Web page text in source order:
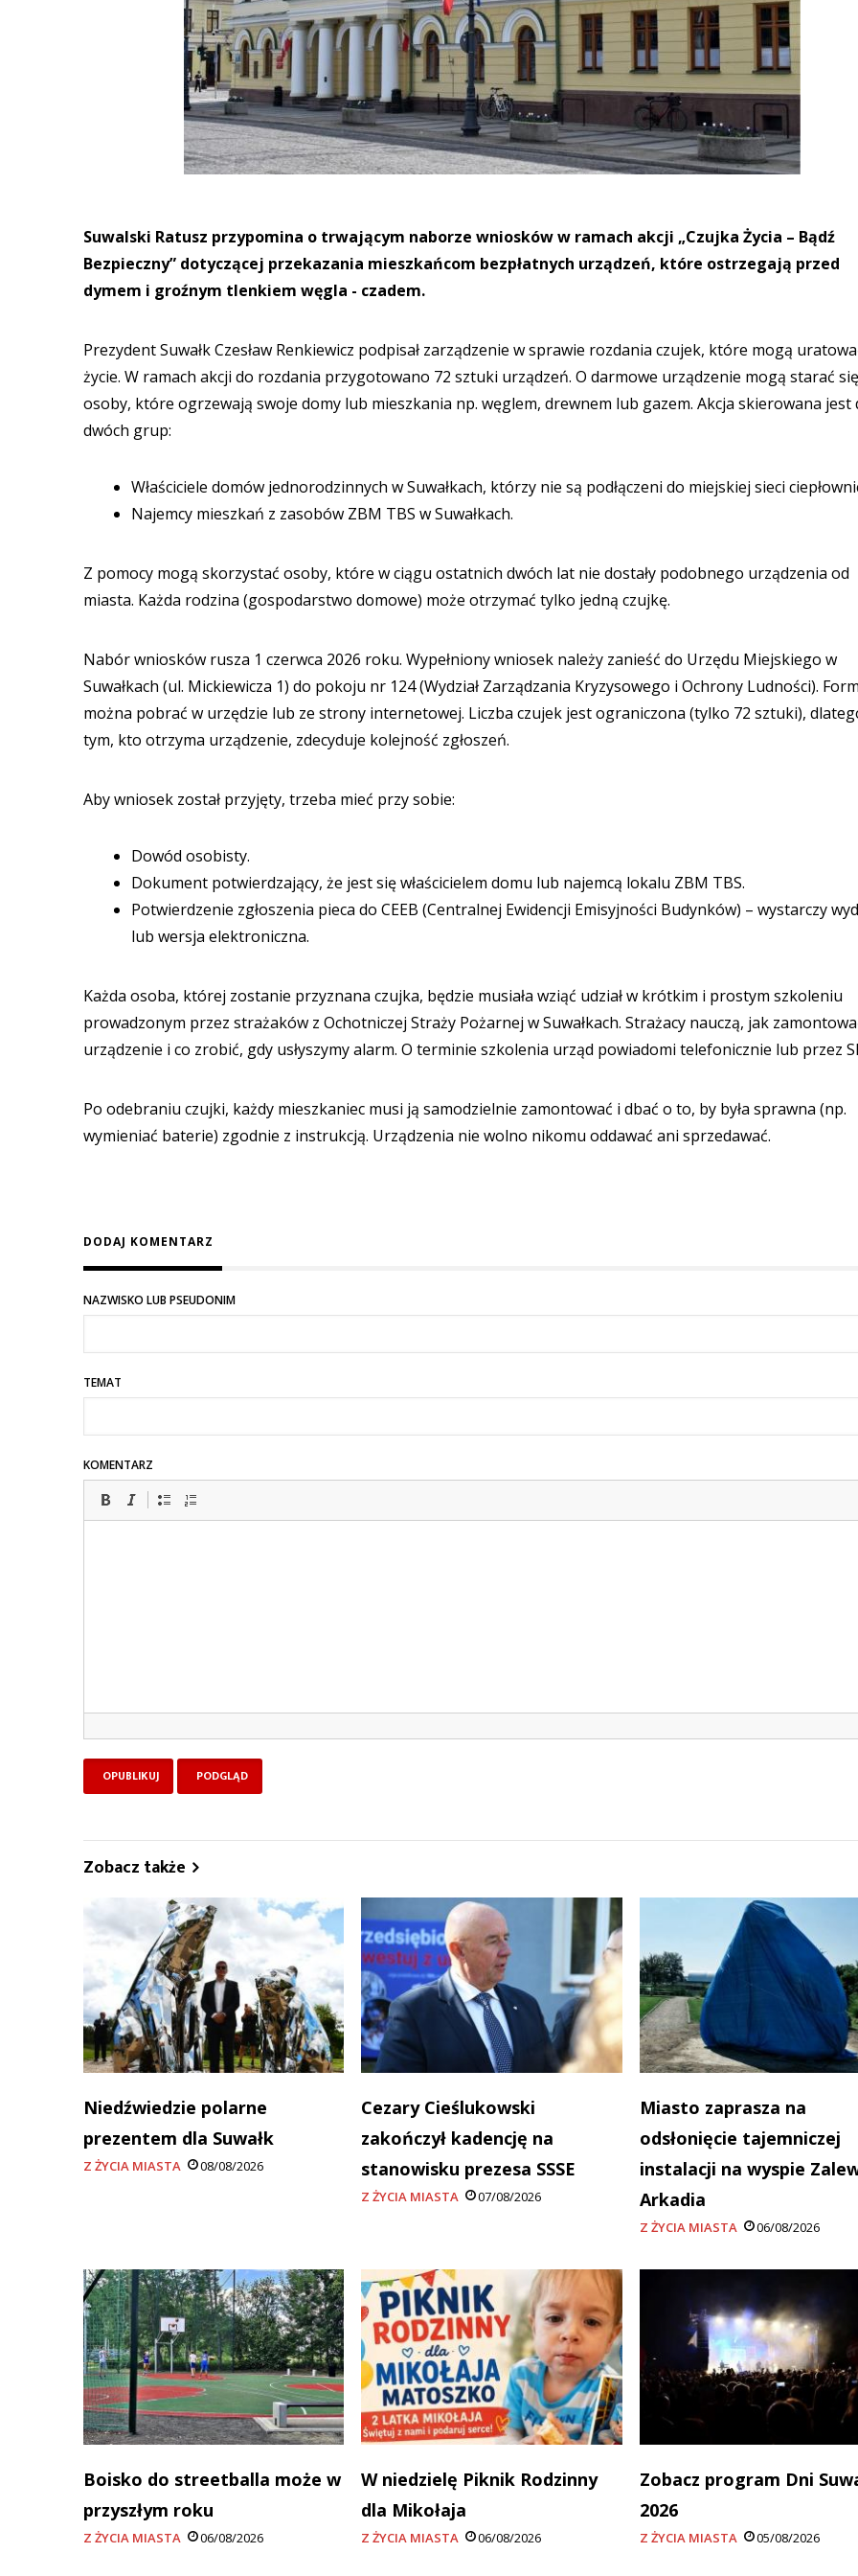
Suwalski Ratusz przypomina o trwającym naborze wniosków w ramach akcji „Czujka Życia – Bądź
Bezpieczny” dotyczącej przekazania mieszkańcom bezpłatnych urządzeń, które ostrzegają przed
dymem i groźnym tlenkiem węgla - czadem.
Prezydent Suwałk Czesław Renkiewicz podpisał zarządzenie w sprawie rozdania czujek, które mogą
życie. W ramach akcji do rozdania przygotowano 72 sztuki urządzeń. O darmowe urządzenie mogą starać się
osoby, które ogrzewają swoje domy lub mieszkania np. węglem, drewnem lub gazem. Akcja skierowana jest
dwóch grup:
Właściciele domów jednorodzinnych w Suwałkach, którzy nie są podłączeni do miejskiej sieci
Najemcy mieszkań z zasobów ZBM TBS w Suwałkach.
Z pomocy mogą skorzystać osoby, które w ciągu ostatnich dwóch lat nie dostały podobnego urządzenia od
miasta. Każda rodzina (gospodarstwo domowe) może otrzymać tylko jedną czujkę.
Nabór wniosków rusza 1 czerwca 2026 roku. Wypełniony wniosek należy zanieść do Urzędu Miejskiego w
Suwałkach (ul. Mickiewicza 1) do pokoju nr 124 (Wydział Zarządzania Kryzysowego i Ochrony Ludności).
można pobrać w urzędzie lub ze strony internetowej. Liczba czujek jest ograniczona (tylko 72 sztuki),
tym, kto otrzyma urządzenie, zdecyduje kolejność zgłoszeń.
Aby wniosek został przyjęty, trzeba mieć przy sobie:
Dowód osobisty.
Dokument potwierdzający, że jest się właścicielem domu lub najemcą lokalu ZBM TBS.
Potwierdzenie zgłoszenia pieca do CEEB (Centralnej Ewidencji Emisyjności Budynków) – wystarczy
lub wersja elektroniczna.
Każda osoba, której zostanie przyznana czujka, będzie musiała wziąć udział w krótkim i prostym szkoleniu
prowadzonym przez strażaków z Ochotniczej Straży Pożarnej w Suwałkach. Strażacy nauczą, jak
urządzenie i co zrobić, gdy usłyszymy alarm. O terminie szkolenia urząd powiadomi telefonicznie lub przez
Po odebraniu czujki, każdy mieszkaniec musi ją samodzielnie zamontować i dbać o to, by była sprawna (np.
wymieniać baterie) zgodnie z instrukcją. Urządzenia nie wolno nikomu oddawać ani sprzedawać.
DODAJ KOMENTARZ
NAZWISKO LUB PSEUDONIM
TEMAT
KOMENTARZ
Zobacz także
Niedźwiedzie polarne
prezentem dla Suwałk
Z ŻYCIA MIASTA 08/08/2026
Cezary Cieślukowski
zakończył kadencję na
stanowisku prezesa SSSE
Z ŻYCIA MIASTA 07/08/2026
Miasto zaprasza na
odsłonięcie tajemniczej
instalacji na wyspie
Arkadia
Z ŻYCIA MIASTA 06/08/2026
Boisko do streetballa może w
przyszłym roku
Z ŻYCIA MIASTA 06/08/2026
W niedzielę Piknik Rodzinny
dla Mikołaja
Z ŻYCIA MIASTA 06/08/2026
Zobacz program Dni
2026
Z ŻYCIA MIASTA 05/08/2026